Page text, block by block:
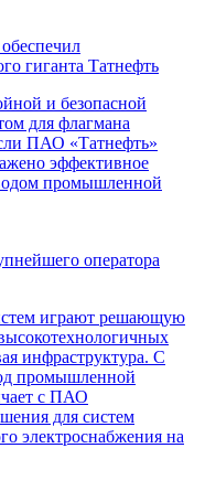
гиганта Татнефть
и безопасной
для флагмана
ПАО «Татнефть»
эффективное
промышленной
оператора
играют решающую
инфраструктура. С
промышленной
с ПАО
для систем
электроснабжения на